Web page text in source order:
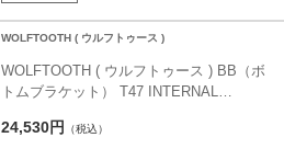
WOLFTOOTH ( ウルフトゥース )
WOLFTOOTH ( ウルフトゥース ) BB（ボ
トムブラケット） T47 INTERNAL
SRAM
24,530円 （税込）